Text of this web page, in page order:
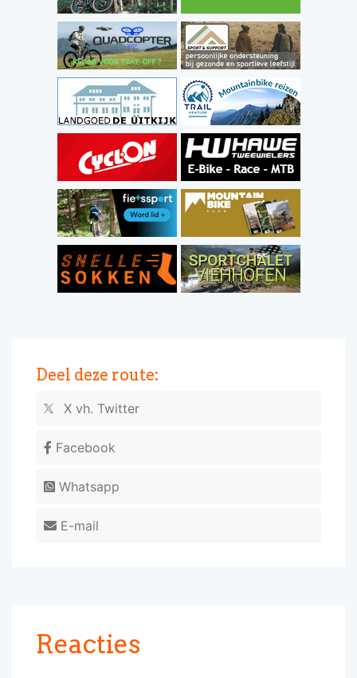
Deel deze route:
X vh. Twitter
Facebook
Whatsapp
E-mail
Reacties